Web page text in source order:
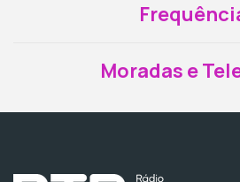
Moradas e